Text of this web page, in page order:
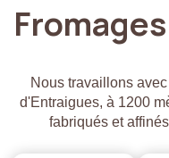
Fromages
Nous travaillons
d'Entraigues, à 1200
fabriqués et